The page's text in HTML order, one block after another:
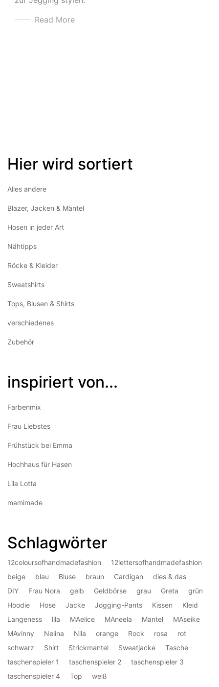
Read More
Hier wird sortiert
Alles andere
Blazer, Jacken & Mäntel
Hosen in jeder Art
Nähtipps
Röcke & Kleider
Sweatshirts
Tops, Blusen & Shirts
verschiedenes
Zubehör
inspiriert von...
Farbenmix
Frau Liebstes
Frühstück bei Emma
Hochhaus für Hasen
Lila Lotta
mamimade
Schlagwörter
12coloursofhandmadefashion
12lettersofhandmadefashion
beige
blau Bluse braun Cardigan
dies & das
DIY
Frau Nora gelb Geldbörse grau Greta
grün
Hoodie
Hose Jacke Jogging-Pants Kissen
Kleid
Langeness
lila MAelice MAneela Mantel
MAseike
MAvinny
Nelina Nila orange Rock rosa
rot
schwarz
Shirt Strickmantel Sweatjacke
Tasche
taschenspieler 1
taschenspieler 2
taschenspieler 3
taschenspieler 4
Top weiß